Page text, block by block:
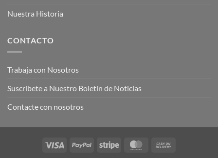
Nuestra Historia
CONTACTO
Trabaja con Nosotros
Suscríbete a Nuestro Boletín de Noticias
Contacte con nosotros
Visa PayPal Stripe MasterCard